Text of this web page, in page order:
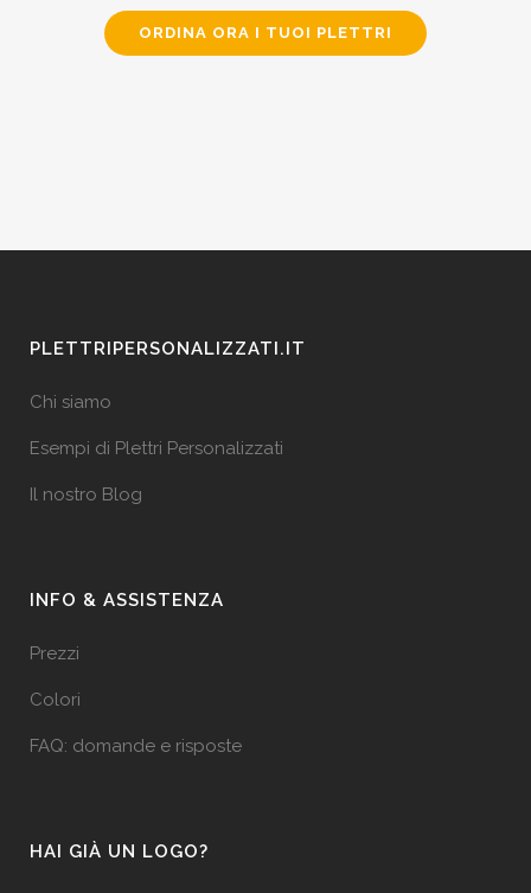
ORDINA ORA I TUOI PLETTRI
PLETTRIPERSONALIZZATI.IT
Chi siamo
Esempi di Plettri Personalizzati
Il nostro Blog
INFO & ASSISTENZA
Prezzi
Colori
FAQ: domande e risposte
HAI GIÀ UN LOGO?